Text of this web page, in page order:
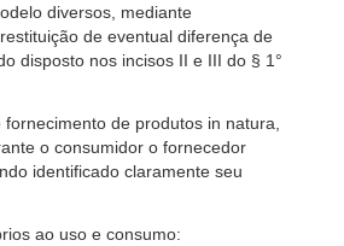
diversos, mediante
de eventual diferença de
disposto nos incisos II e III do § 1°
fornecimento de produtos in natura,
o consumidor o fornecedor
identificado claramente seu
ao uso e consumo: